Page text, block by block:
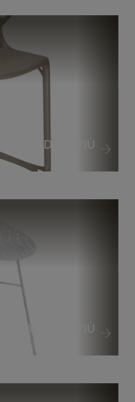
VEDI DI PIÙ
VEDI DI PIÙ